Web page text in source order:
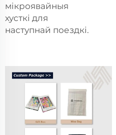
мікроявайныя
хусткі для
наступнай поездкі.